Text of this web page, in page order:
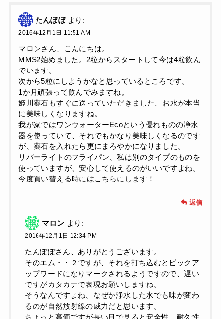
たんぽぽ より:
2016年12月1日 11:51 AM
マロンさん、こんにちは。
MMS2始めました。2粒からスタートして今は4粒飲ん
でいます。
次から5粒にしようかなと思っているところです。
1か月頑張って飲んでみますね。
姫川薬石もすぐに送っていただきました。お水が本当
に美味しくなりますね。
我が家ではワンウォーターEcoという優れものの浄水
器を使っていて、それでもかなり美味しくなるのです
が、薬石を入れたら更にまろやかになりました。
リバーライトのフライパン、私は別のタイプのものを
使っていますが、安心して使えるのがいいですよね。
今度買い替える時にはこちらにします！
返信
マロン より:
2016年12月1日 12:34 PM
たんぽぽさん、ありがとうございます。
そのエム・・２ですが、それを打ち込むとピックア
ップワードになりマークされるようですので、遅い
ですがカタカナで表現お願いしますね。
そうなんですよね、なぜか浄水した水でも味が変わ
るのが自然放射線の威力だと思います。
ちょっと高価ですが長い目で見ると安全性、耐久性